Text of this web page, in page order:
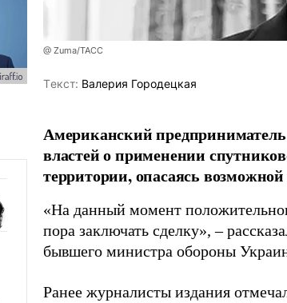
@ Zuma/ТАСС
Tекст: Валерия Городецкая
Американский
властей о применении
территории, опасаясь
«На данный момент
пора заключать сделку», –
бывшего министра обороны
Ранее журналисты издания